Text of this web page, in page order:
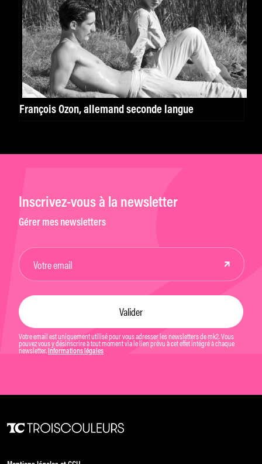
François Ozon, allemand seconde langue
Inscrivez-vous à la newsletter
Gérer mes newsletters
Votre email est uniquement utilisé pour vous adresser les newsletters de mk2. Vous
pouvez vous y désinscrire à tout moment via le lien prévu à cet effet intégré à chaque
newsletter. Informations légales